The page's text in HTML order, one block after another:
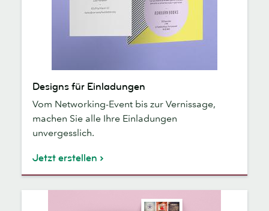
Einladungen
Designs für Einladungen
Vom Networking-Event bis zur Vernissage,
machen Sie alle Ihre Einladungen
unvergesslich.
Jetzt erstellen